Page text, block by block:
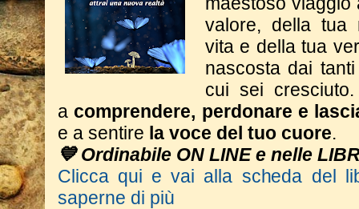
valore, della tua
vita e della tua
nascosta dai
cui sei
a comprendere, perdonare e
e a sentire la voce del tuo cuore.
💙 Ordinabile ON LINE e nelle
Clicca qui e vai alla scheda del
saperne di più